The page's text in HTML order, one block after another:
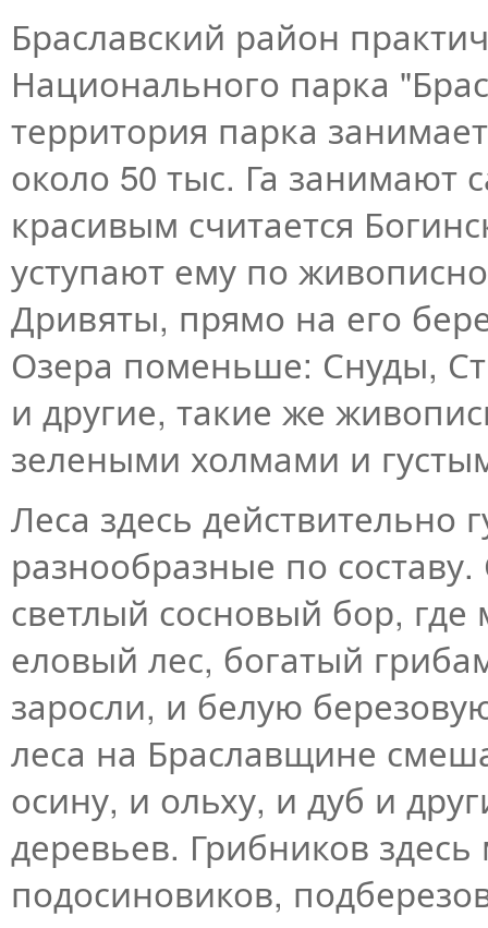
Браславский район
Национального парка
территория парка
около 50 тыс. Га занимают
красивым считается
уступают ему по
Дривяты, прямо на его
Озера поменьше: Снуды,
и другие, такие же
зелеными холмами и
Леса здесь действительно
разнообразные по
светлый сосновый бор, где
еловый лес, богатый
заросли, и белую
леса на Браславщине
осину, и ольху, и дуб и
деревьев. Грибников
подосиновиков,